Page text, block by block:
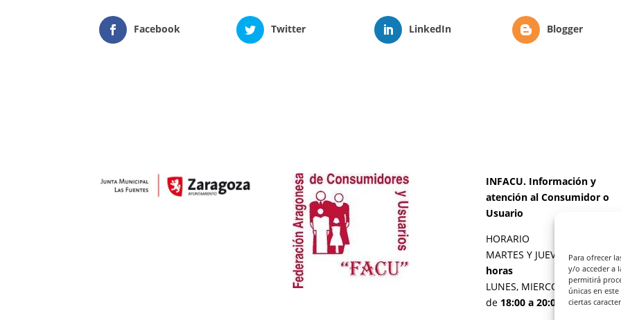
Para ofrecer
y/o acceder a
permitirá
únicas en
ciertas
Facebook Twitter LinkedIn Blogger
INFACU. Información y
atención al Consumidor o
Usuario
HORARIO
MARTES Y JUEVES de17:00 a
horas
LUNES, MIERCOLES Y
de 18:00 a 20:00 horas